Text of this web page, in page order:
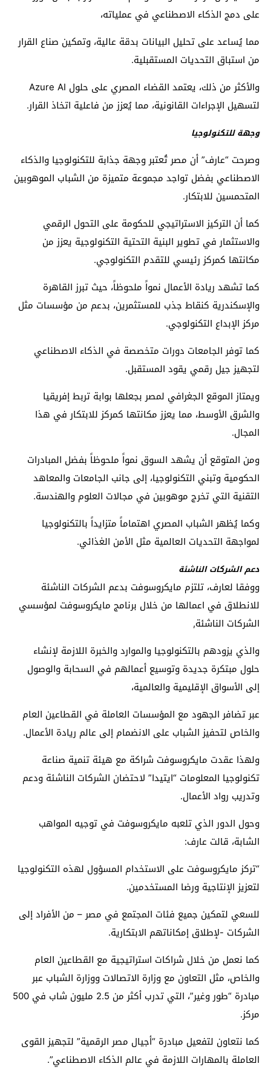
على دمج الذكاء الاصطناعي في عملياته،
مما يُساعد على تحليل البيانات بدقة عالية، وتمكين صناع القرار
من استباق التحديات المستقبلية.
والأكثر من ذلك، يعتمد القضاء المصري على حلول Azure AI
لتسهيل الإجراءات القانونية، مما يُعزز من فاعلية اتخاذ القرار.
وجهة للتكنولوجيا
وصرحت “عارف” أن مصر تُعتبر وجهة جذابة للتكنولوجيا والذكاء
الاصطناعي بفضل تواجد مجموعة متميزة من الشباب الموهوبين
المتحمسين للابتكار.
كما أن التركيز الاستراتيجي للحكومة على التحول الرقمي
والاستثمار في تطوير البنية التحتية التكنولوجية يعزز من
مكانتها كمركز رئيسي للتقدم التكنولوجي.
كما تشهد ريادة الأعمال نمواً ملحوظاً، حيث تبرز القاهرة
والإسكندرية كنقاط جذب للمستثمرين، بدعم من مؤسسات مثل
مركز الإبداع التكنولوجي.
كما توفر الجامعات دورات متخصصة في الذكاء الاصطناعي
لتجهيز جيل رقمي يقود المستقبل.
ويمتاز الموقع الجغرافي لمصر بجعلها بوابة تربط إفريقيا
والشرق الأوسط، مما يعزز مكانتها كمركز للابتكار في هذا
المجال.
ومن المتوقع أن يشهد السوق نمواً ملحوظاً بفضل المبادرات
الحكومية وتبني التكنولوجيا، إلى جانب الجامعات والمعاهد
التقنية التي تخرج موهوبين في مجالات العلوم والهندسة.
وكما يُظهر الشباب المصري اهتماماً متزايداً بالتكنولوجيا
لمواجهة التحديات العالمية مثل الأمن الغذائي.
دعم الشركات الناشئة
ووفقا لعارف، تلتزم مايكروسوفت بدعم الشركات الناشئة
للانطلاق في اعمالها من خلال برنامج مايكروسوفت لمؤسسي
الشركات الناشئة,
والذي يزودهم بالتكنولوجيا والموارد والخبرة اللازمة لإنشاء
حلول مبتكرة جديدة وتوسيع أعمالهم في السحابة والوصول
إلى الأسواق الإقليمية والعالمية،
عبر تضافر الجهود مع المؤسسات العاملة في القطاعين العام
والخاص لتحفيز الشباب على الانضمام إلى عالم ريادة الأعمال.
ولهذا عقدت مايكروسوفت شراكة مع هيئة تنمية صناعة
تكنولوجيا المعلومات “ايتيدا” لاحتضان الشركات الناشئة ودعم
وتدريب رواد الأعمال.
وحول الدور الذي تلعبه مايكروسوفت في توجيه المواهب
الشابة، قالت عارف:
“تركز مايكروسوفت على الاستخدام المسؤول لهذه التكنولوجيا
لتعزيز الإنتاجية ورضا المستخدمين.
للسعي لتمكين جميع فئات المجتمع في مصر – من الأفراد إلى
الشركات -لإطلاق إمكاناتهم الابتكارية.
كما نعمل من خلال شراكات استراتيجية مع القطاعين العام
والخاص، مثل التعاون مع وزارة الاتصالات ووزارة الشباب عبر
مبادرة “طور وغير”، التي تدرب أكثر من 2.5 مليون شاب في 500
مركز.
كما نتعاون لتفعيل مبادرة “أجيال مصر الرقمية” لتجهيز القوى
العاملة بالمهارات اللازمة في عالم الذكاء الاصطناعي”.